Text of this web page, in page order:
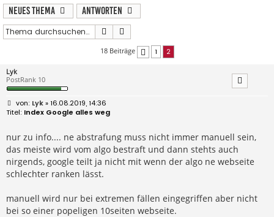
Neues Thema
Antworten
Suche
18 Beiträge Vorherige
1 2
Lyk
PostRank 10
B
e
i
r
a
g
Lyk» 16.08.2019, 14:36
Index Google alles weg
nur zu info.... ne abstrafung muss nicht immer manuell sein,
das meiste wird vom algo bestraft und dann stehts auch
nirgends, google teilt ja nicht mit wenn der algo ne webseite
schlechter ranken lässt.
manuell wird nur bei extremen fällen eingegriffen aber nicht
bei so einer popeligen 10seiten webseite.